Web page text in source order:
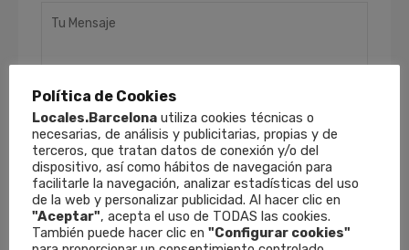
He leído y acepto laPolítica de Privacidad
Finalidades: Responder a sus solicitudes y
remitirle información comercial de nuestros
productos y servicios, incluso por medios
electrónicos.Derechos : Puede retirar su
Política de Cookies
Locales.Barcelona utiliza cookies técnicas o
necesarias, de análisis y publicitarias, propias y de
terceros, que tratan datos de conexión y/o del
dispositivo, así como hábitos de navegación para
facilitarle la navegación, analizar estadísticas del uso
de la web y personalizar publicidad. Al hacer clic en
"Aceptar", acepta el uso de TODAS las cookies.
También puede hacer clic en "Configurar cookies"